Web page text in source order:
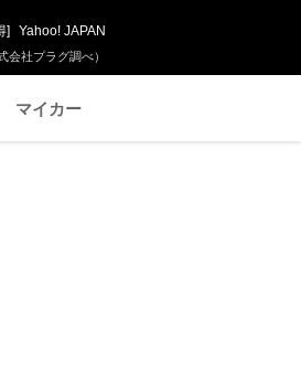
社プラグ調べ）
] Yahoo! JAPAN
マイカー